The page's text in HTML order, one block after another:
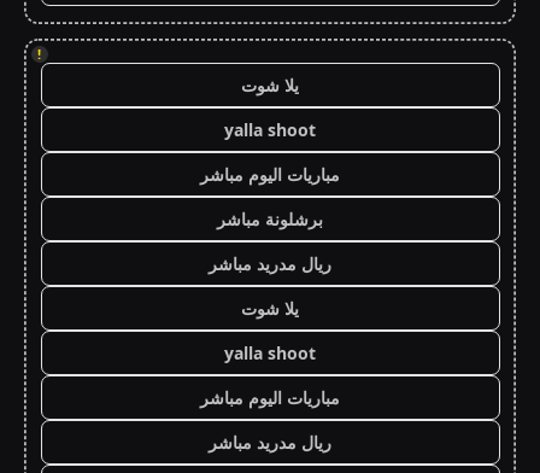
!
يلا شوت
yalla shoot
مباريات اليوم مباشر
برشلونة مباشر
ريال مدريد مباشر
يلا شوت
yalla shoot
مباريات اليوم مباشر
ريال مدريد مباشر